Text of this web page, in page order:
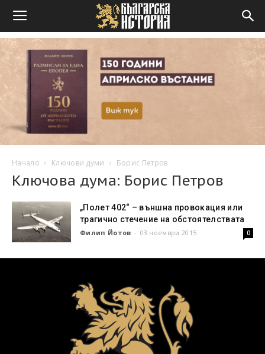
Начало Ключови думи Борис Петров
Ключова дума: Борис Петров
„Полет 402“ – външна провокация или
трагично стечение на обстоятелствата
Филип Йотов - 03 ноември 2015 0